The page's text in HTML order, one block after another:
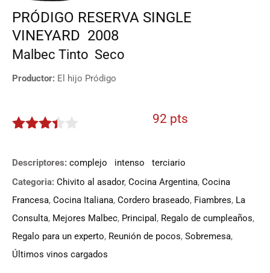
PRÓDIGO RESERVA SINGLE
VINEYARD 2008
Malbec Tinto Seco
Productor: El hijo Pródigo
92 pts
Descriptores: complejo intenso
terciario
Categoria: Chivito al asador, Cocina Argentina, Cocina
Francesa, Cocina Italiana, Cordero braseado, Fiambres, La
Consulta, Mejores Malbec, Principal , Regalo de cumpleaños,
Regalo para un experto, Reunión de pocos, Sobremesa,
Últimos vinos cargados